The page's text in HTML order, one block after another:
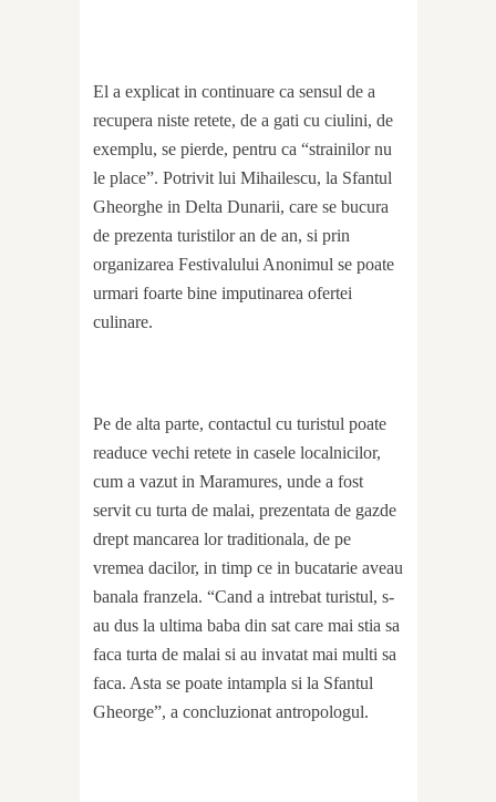
El a explicat in continuare ca sensul de a
recupera niste retete, de a gati cu ciulini, de
exemplu, se pierde, pentru ca “strainilor nu
le place”. Potrivit lui Mihailescu, la Sfantul
Gheorghe in Delta Dunarii, care se bucura
de prezenta turistilor an de an, si prin
organizarea Festivalului Anonimul se poate
urmari foarte bine imputinarea ofertei
culinare.
Pe de alta parte, contactul cu turistul poate
readuce vechi retete in casele localnicilor,
cum a vazut in Maramures, unde a fost
servit cu turta de malai, prezentata de gazde
drept mancarea lor traditionala, de pe
vremea dacilor, in timp ce in bucatarie aveau
banala franzela. “Cand a intrebat turistul, s-
au dus la ultima baba din sat care mai stia sa
faca turta de malai si au invatat mai multi sa
faca. Asta se poate intampla si la Sfantul
Gheorge”, a concluzionat antropologul.